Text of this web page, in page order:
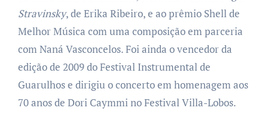
Stravinsky, de Erika Ribeiro, e ao prêmio Shell de
Melhor Música com uma composição em parceria
com Naná Vasconcelos. Foi ainda o vencedor da
edição de 2009 do Festival Instrumental de
Guarulhos e dirigiu o concerto em homenagem aos
70 anos de Dori Caymmi no Festival Villa-Lobos.